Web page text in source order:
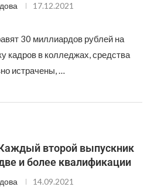
17.12.2021
30 миллиардов рублей на
кадров в колледжах, средства
истрачены, …
второй выпускник
и более квалификации
14.09.2021